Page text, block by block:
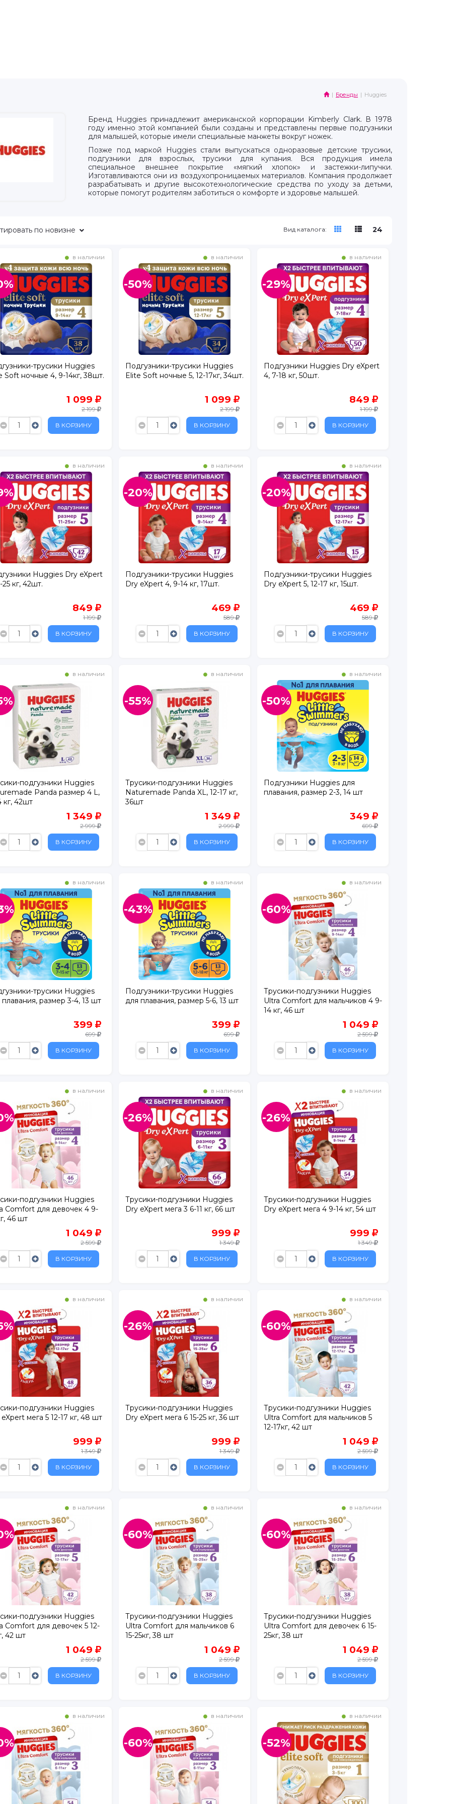
Бренды Huggies
1
Кирпичник"
д. 134
б-р, д. 8, корп. 2
3
Парк
Бренд Huggies принадлежит американской корпорации Kimberly Clark. В 1978
году именно этой компанией были созданы и представлены первые подгузники
для малышей, которые имели специальные манжеты вокруг ножек.
Позже под маркой Huggies стали выпускаться одноразовые детские трусики,
подгузники для взрослых, трусики для купания. Вся продукция имела
специальное внешнее покрытие «мягкий хлопок» и застежки-липучки.
Изготавливаются они из воздухопроницаемых материалов. Компания продолжает
разрабатывать и другие высокотехнологические средства по уходу за детьми,
которые помогут родителям заботиться о комфорте и здоровье малышей.
по новизне 24
Вид каталога:
в наличии
трусики Huggies
Soft ночные 4, 9-14кг, 38шт.
1 099
2 199
В КОРЗИНУ
в наличии
-50%
Подгузники-трусики Huggies
Elite Soft ночные 5, 12-17кг, 34шт.
1 099
2 199
В КОРЗИНУ
в наличии
-29%
Подгузники Huggies Dry eXpert
4, 7-18 кг, 50шт.
849
1 199
В КОРЗИНУ
в наличии
Huggies Dry eXpert
25 кг, 42шт.
849
1 199
В КОРЗИНУ
в наличии
-20%
Подгузники-трусики Huggies
Dry eXpert 4, 9-14 кг, 17шт.
469
589
В КОРЗИНУ
в наличии
-20%
Подгузники-трусики Huggies
Dry eXpert 5, 12-17 кг, 15шт.
469
589
В КОРЗИНУ
в наличии
подгузники Huggies
Panda размер 4 L,
кг, 42шт
1 349
2 999
В КОРЗИНУ
в наличии
-55%
Трусики-подгузники Huggies
Naturemade Panda XL, 12-17 кг,
36шт
1 349
2 999
В КОРЗИНУ
в наличии
-50%
Подгузники Huggies для
плавания, размер 2-3, 14 шт
349
699
В КОРЗИНУ
в наличии
трусики Huggies
плавания, размер 3-4, 13 шт
399
699
В КОРЗИНУ
в наличии
-43%
Подгузники-трусики Huggies
для плавания, размер 5-6, 13 шт
399
699
В КОРЗИНУ
в наличии
-60%
Трусики-подгузники Huggies
Ultra Comfort для мальчиков 4 9-
14 кг, 46 шт
1 049
2 599
В КОРЗИНУ
в наличии
подгузники Huggies
Comfort для девочек 4 9-
46 шт
1 049
2 599
В КОРЗИНУ
в наличии
-26%
Трусики-подгузники Huggies
Dry eXpert мега 3 6-11 кг, 66 шт
999
1 349
В КОРЗИНУ
в наличии
-26%
Трусики-подгузники Huggies
Dry eXpert мега 4 9-14 кг, 54 шт
999
1 349
В КОРЗИНУ
в наличии
подгузники Huggies
мега 5 12-17 кг, 48 шт
999
1 349
В КОРЗИНУ
в наличии
-26%
Трусики-подгузники Huggies
Dry eXpert мега 6 15-25 кг, 36 шт
999
1 349
В КОРЗИНУ
в наличии
-60%
Трусики-подгузники Huggies
Ultra Comfort для мальчиков 5
12-17кг, 42 шт
1 049
2 599
В КОРЗИНУ
в наличии
подгузники Huggies
Comfort для девочек 5 12-
42 шт
1 049
2 599
В КОРЗИНУ
в наличии
-60%
Трусики-подгузники Huggies
Ultra Comfort для мальчиков 6
15-25кг, 38 шт
1 049
2 599
В КОРЗИНУ
в наличии
-60%
Трусики-подгузники Huggies
Ultra Comfort для девочек 6 15-
25кг, 38 шт
1 049
2 599
В КОРЗИНУ
в наличии в наличии
-60%
в наличии
-52%